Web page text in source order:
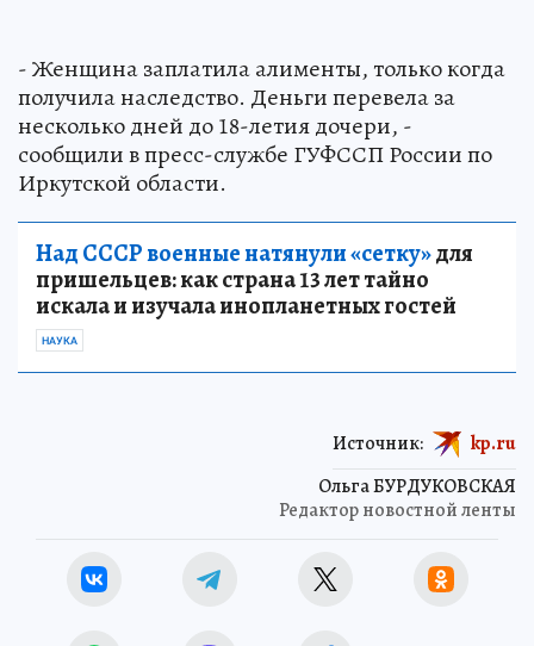
- Женщина заплатила алименты, только когда
получила наследство. Деньги перевела за
несколько дней до 18-летия дочери, -
сообщили в пресс-службе ГУФССП России по
Иркутской области.
Над СССР военные натянули «сетку»для
пришельцев: как страна 13 лет тайно
искала и изучала инопланетных гостей
НАУКА
Ольга БУРДУКОВСКАЯ
Редактор новостной ленты
Источник: kp.ru